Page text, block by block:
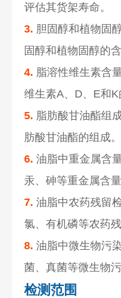
评估其货架寿命。
3. 胆固醇和植物固
固醇和植物固醇的含
4. 脂溶性维生素含
维生素A、D、E和K
5. 脂肪酸甘油酯组
肪酸甘油酯的组成。
6. 油脂中重金属含
汞、砷等重金属含量
7. 油脂中农药残留
氯、有机磷等农药残
8. 油脂中微生物污
菌、真菌等微生物污
检测范围